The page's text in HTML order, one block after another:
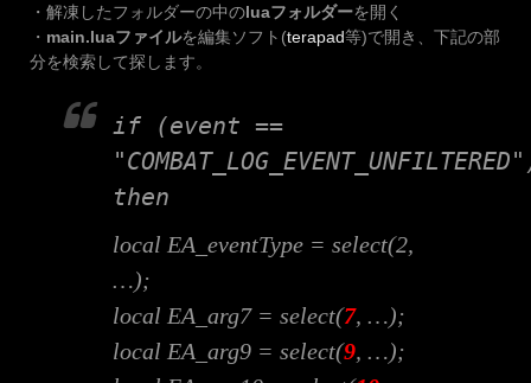
・解凍したフォルダーの中のluaフォルダーを開く
・ main.luaファイルを編集ソフト(terapad等)で開き、下記の部
分を検索して探します。
if (event ==
then
local EA_eventType = select(2,
…);
local EA_arg7 = select(7, …);
local EA_arg9 = select(9, …);